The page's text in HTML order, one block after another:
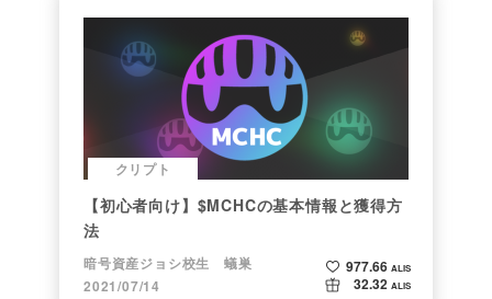
クリプト
【初心者向け】$MCHCの基本情報と獲得方
法
暗号資産ジョシ校生 蟻巣
2021/07/14
977.66 ALIS
32.32 ALIS